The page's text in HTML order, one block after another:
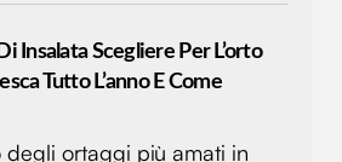
Insalata Scegliere Per L’orto
Tutto L’anno E Come
degli ortaggi più amati in